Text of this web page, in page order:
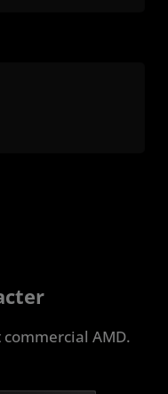
AMD.